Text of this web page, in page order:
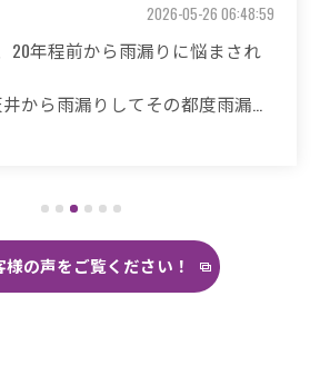
2026-05-26 06:48:59
20年程前から雨漏りに悩まされ
から雨漏りしてその都度雨漏り
もらいましたがスッキリ直った
憂鬱で仕方ありませんでした。
因を特定して修繕してほしいと
を見て井澤産業さんにたどり着
した。
様の声をご覧ください！